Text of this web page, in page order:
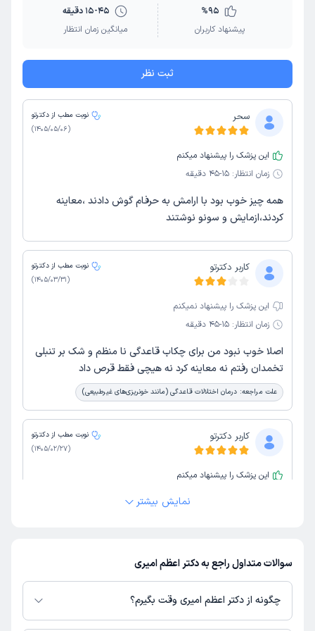
%95
پیشنهاد کاربران
15-45 دقیقه
میانگین زمان انتظار
ثبت نظر
سحر
نوبت مطب از دکترتو
(
1405/05/06
)
این پزشک را پیشنهاد میکنم
زمان انتظار: 15-45 دقیقه
همه چیز خوب بود با ارامش به حرفام گوش دادند ،معاینه
کردند،ازمایش و سونو نوشتند
کاربر دکترتو
نوبت مطب از دکترتو
(
1405/03/31
)
این پزشک را پیشنهاد نمیکنم
زمان انتظار: 15-45 دقیقه
اصلا خوب نبود من برای چکاب قاعدگی نا منظم و شک بر تنبلی
تخمدان رفتم نه معاینه کرد نه هیچی فقط قرص داد
علت مراجعه: درمان اختلالات قاعدگی (مانند خونریزی‌های غیرطبیعی)
کاربر دکترتو
نوبت مطب از دکترتو
(
1405/02/27
)
این پزشک را پیشنهاد میکنم
1405/02/05
این پزشک را پیشنهاد میکنم
نمایش بیشتر
سوالات متداول راجع به دکتر اعظم امیری
چگونه از دکتر اعظم امیری وقت بگیرم؟
در صورتی کهدکتر اعظم امیریدارای پروفایل فعال و نوبت‌دهی باز در پلتفرم